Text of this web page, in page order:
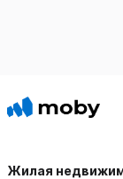
Жилая